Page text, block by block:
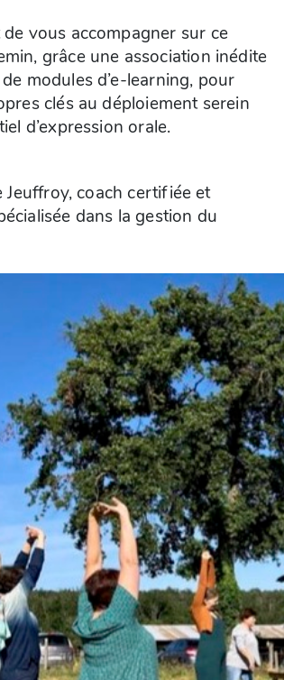
vous accompagner sur ce
grâce une association inédite
modules d’e-learning, pour
clés au déploiement serein
d’expression orale.
Jeuffroy, coach certifiée et
dans la gestion du